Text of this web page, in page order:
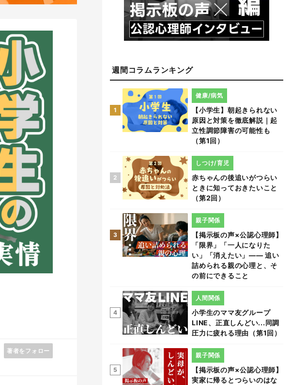
著者をフォロー
週間コラムランキング
1
【小学生】朝起きられない
原因と対策を徹底解説｜起
立性調節障害の可能性も
（第1回）
健康/病気
2
赤ちゃんの後追いがつらい
ときに知っておきたいこと
（第2回）
しつけ/育児
3
【掲示板の声×公認心理師】
「限界」「一人になりた
い」「消えたい」―― 追い
詰められる親の心理と、そ
の前にできること
親子関係
4
小学生のママ友グループ
LINE、正直しんどい...同調
圧力に疲れる理由（第1回）
人間関係
5
【掲示板の声×公認心理師】
実家に帰るとつらいのはな
親子関係